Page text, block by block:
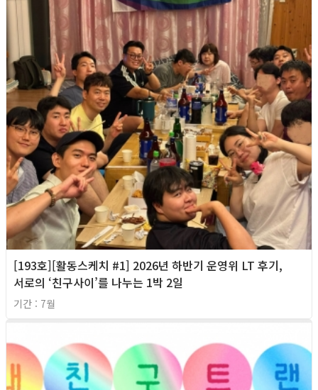
[193호][활동스케치 #1] 2026년 하반기 운영위 LT 후기,
서로의 ‘친구사이’를 나누는 1박 2일
기간 : 7월